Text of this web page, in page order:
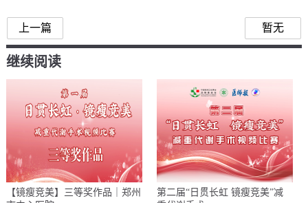
上一篇 暂无
继续阅读
【镜瘦竞美】三等奖作品｜郑州
第二届“日贯长虹 镜瘦竞美”减